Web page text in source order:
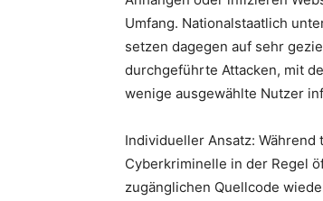
Umfang. Nationalstaatlich
setzen dagegen auf sehr
durchgeführte Attacken, mit
wenige ausgewählte Nutzer
Individueller Ansatz: Während
Cyberkriminelle in der Regel
zugänglichen Quellcode